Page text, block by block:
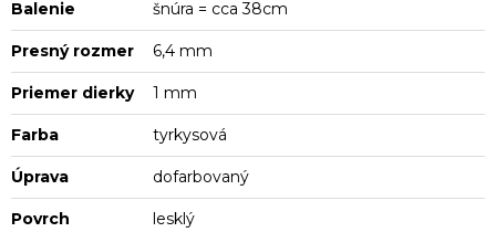
Balenie šnúra = cca 38cm
Presný rozmer 6,4 mm
Priemer dierky 1 mm
Farba tyrkysová
Úprava dofarbovaný
Povrch lesklý